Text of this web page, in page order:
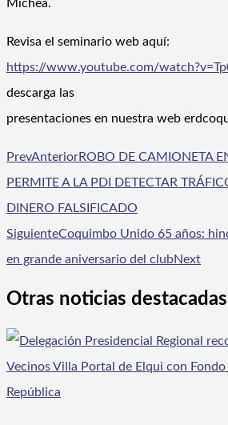
Michea.
Revisa el seminario web aquí:
https://www.youtube.com/
descarga las
presentaciones en nuestra web
PrevAnteriorROBO DE CAMIONETA
PERMITE A LA PDI DETECTAR
DINERO FALSIFICADO
SiguienteCoquimbo Unido 65 años:
en grande aniversario del clubNext
Otras noticias destacadas